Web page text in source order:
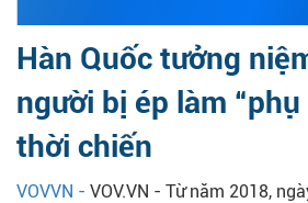
Hàn Quốc tưởng
người bị ép làm “phụ
thời chiến
VOVVN - VOV.VN - Từ năm 2018,